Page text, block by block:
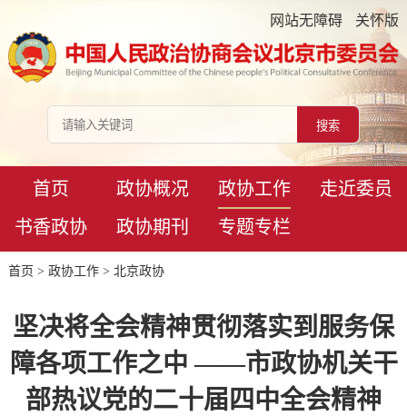
网站无障碍 关怀版
首页 政协概况 政协工作
走近委员
书香政协
政协期刊 专题专栏
首页 > 政协工作> 北京政协
坚决将全会精神贯彻落实到服务保
障各项工作之中 ——市政协机关干
部热议党的二十届四中全会精神